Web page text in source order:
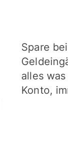
Spare
alles
Konto,